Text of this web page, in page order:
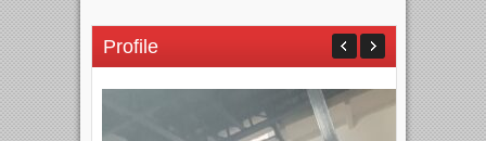
Profile